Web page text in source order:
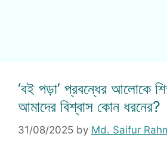
‘বই পড়া’ প্রবন্ধের আলোকে
আমাদের বিশ্বাস কোন ধরনের?
31/08/2025 by Md. Saifur